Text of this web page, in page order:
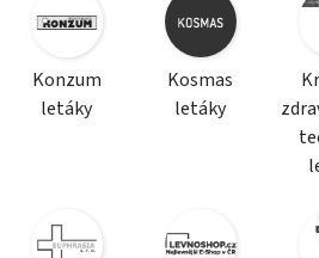
Konzum
letáky
Kosmas
letáky